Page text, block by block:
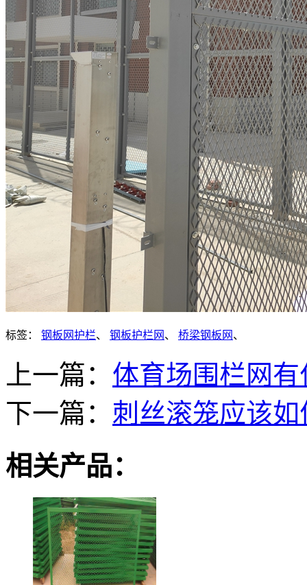
标签： 钢板网护栏、 钢板护栏网 、 桥梁钢板网 、
上一篇： 体育场围栏网
下一篇： 刺丝滚笼应该
相关产品：